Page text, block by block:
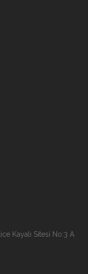
Kayalı Sitesi No:3 A